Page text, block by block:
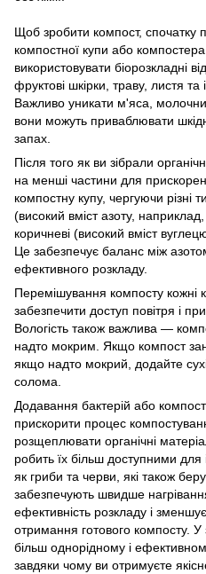
Щоб зробити компост, спочатку
компостної купи або
використовувати біорозкладні
фруктові шкірки, траву, листя та
Важливо уникати м'яса, молочних
вони можуть приваблювати
запах.
Після того як ви зібрали
на менші частини для
компостну купу, чергуючи різні
(високий вміст азоту,
коричневі (високий вміст
Це забезпечує баланс між
ефективного розкладу.
Перемішування компосту кожні
забезпечити доступ повітря і
Вологість також важлива —
надто мокрим. Якщо компост
якщо надто мокрий, додайте
солома.
Додавання бактерій або
прискорити процес
розщеплювати органічні
робить їх більш доступними для
як гриби та черви, які також
забезпечують швидше
ефективність розкладу і
отримання готового компосту. У
більш однорідному і
завдяки чому ви отримуєте